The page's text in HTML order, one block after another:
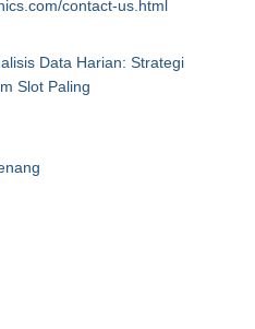
contact-us.html
Data Harian: Strategi
Slot Paling